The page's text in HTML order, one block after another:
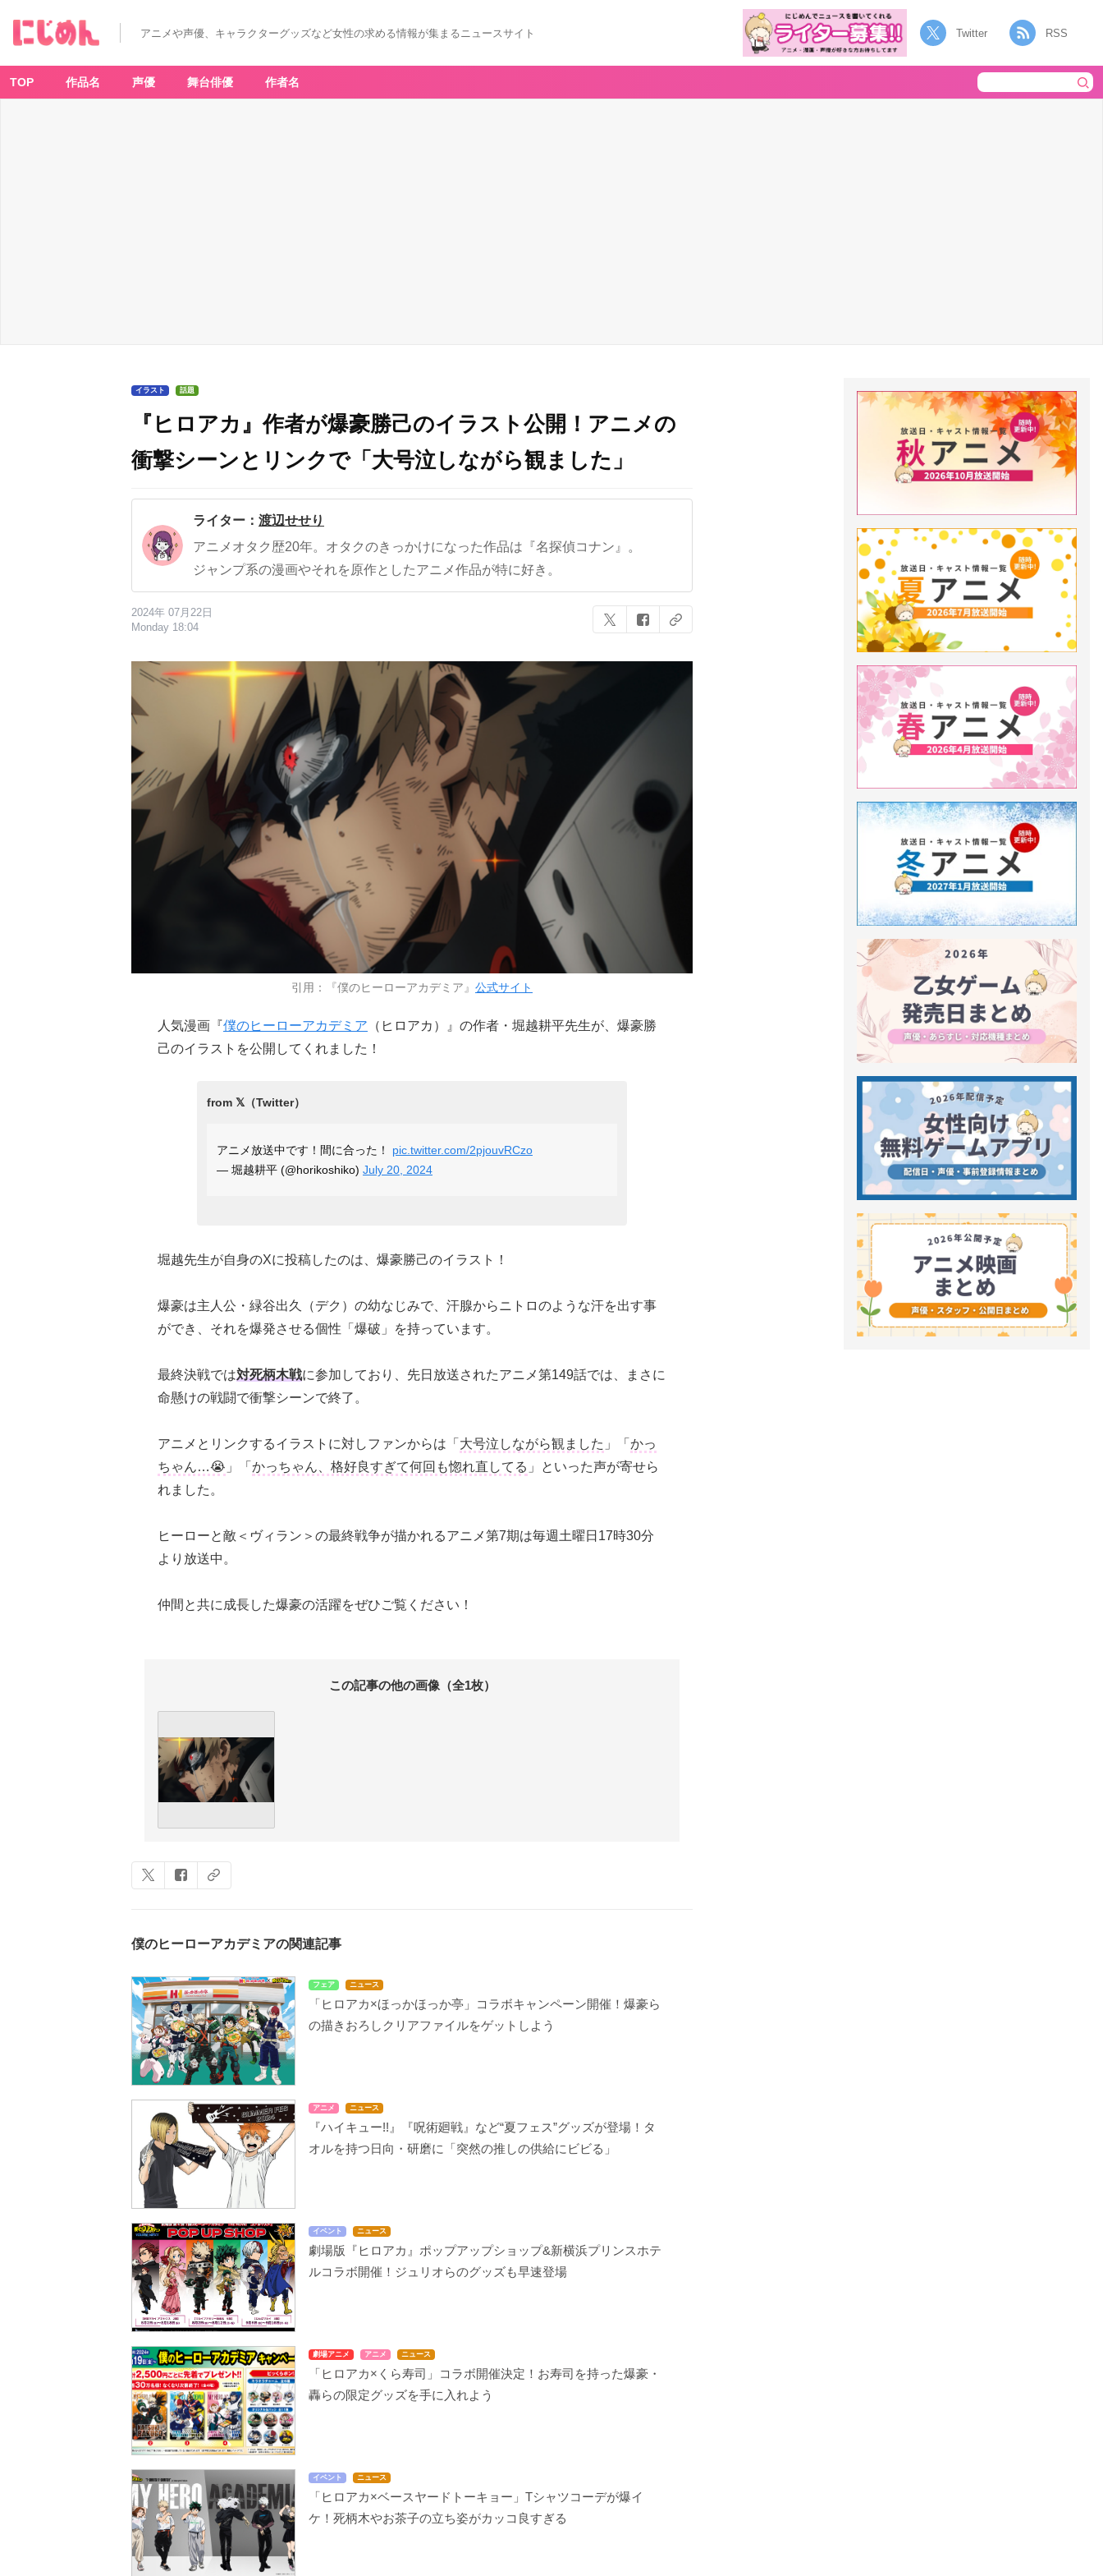
アニメや声優、キャラクターグッズなど女性の求める情報が集まるニュースサイト Twitter RSS
TOP 作品名 声優 舞台俳優 作者名
イラスト 話題
『ヒロアカ』作者が爆豪勝己のイラスト公開！アニメの
衝撃シーンとリンクで「大号泣しながら観ました」
ライター： 渡辺せせり
アニメオタク歴20年。オタクのきっかけになった作品は『名探偵コナン』。
ジャンプ系の漫画やそれを原作としたアニメ作品が特に好き。
2024年 07月22日
Monday 18:04
引用：『僕のヒーローアカデミア』 公式サイト
人気漫画『僕のヒーローアカデミア （ヒロアカ）』の作者・堀越耕平先生が、爆豪勝
己のイラストを公開してくれました！
アニメ放送中です！間に合った！ pic.twitter.com/2pjouvRCzo
— 堀越耕平 (@horikoshiko) July 20, 2024
堀越先生が自身のXに投稿したのは、爆豪勝己のイラスト！
爆豪は主人公・緑谷出久（デク）の幼なじみで、汗腺からニトロのような汗を出す事
ができ、それを爆発させる個性「爆破」を持っています。
最終決戦では対死柄木戦に参加しており、先日放送されたアニメ第149話では、まさに
命懸けの戦闘で衝撃シーンで終了。
アニメとリンクするイラストに対しファンからは「 大号泣しながら観ました 」「 かっ
ちゃん…😭 」「 かっちゃん、格好良すぎて何回も惚れ直してる 」といった声が寄せら
れました。
ヒーローと敵＜ヴィラン＞の最終戦争が描かれるアニメ第7期は毎週土曜日17時30分
より放送中。
仲間と共に成長した爆豪の活躍をぜひご覧ください！
この記事の他の画像（全1枚）
僕のヒーローアカデミアの関連記事
フェア ニュース
「ヒロアカ×ほっかほっか亭」コラボキャンペーン開催！爆豪ら
の描きおろしクリアファイルをゲットしよう
アニメ ニュース
『ハイキュー!!』『呪術廻戦』など“夏フェス”グッズが登場！タ
オルを持つ日向・研磨に「突然の推しの供給にビビる」
イベント ニュース
劇場版『ヒロアカ』ポップアップショップ&新横浜プリンスホテ
ルコラボ開催！ジュリオらのグッズも早速登場
劇場アニメ アニメ ニュース
「ヒロアカ×くら寿司」コラボ開催決定！お寿司を持った爆豪・
轟らの限定グッズを手に入れよう
イベント ニュース
「ヒロアカ×ベースヤードトーキョー」Tシャツコーデが爆イ
ケ！死柄木やお茶子の立ち姿がカッコ良すぎる